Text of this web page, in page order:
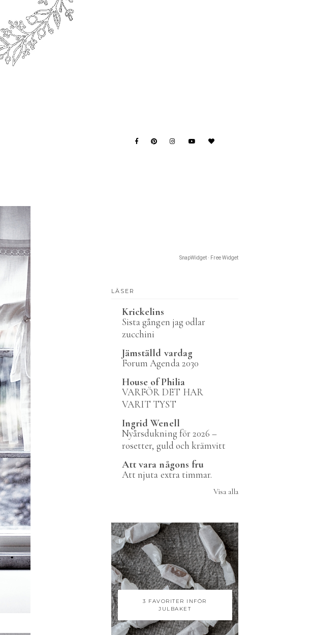
SnapWidget · Free Widget
LÄSER
Krickelins
Sista gången jag odlar
zucchini
Jämställd vardag
Forum Agenda 2030
House of Philia
VARFÖR DET HAR
VARIT TYST
Ingrid Wenell
Nyårsdukning för 2026 –
rosetter, guld och krämvitt
Att vara någons fru
Att njuta extra timmar.
Visa alla
3 FAVORITER INFÖR
JULBAKET